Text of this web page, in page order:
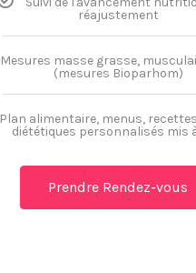
réajustement
Mesures masse grasse,
(mesures Bioparhom)
Plan alimentaire, menus,
diététiques personnalisés mis
Prendre Rendez-vous